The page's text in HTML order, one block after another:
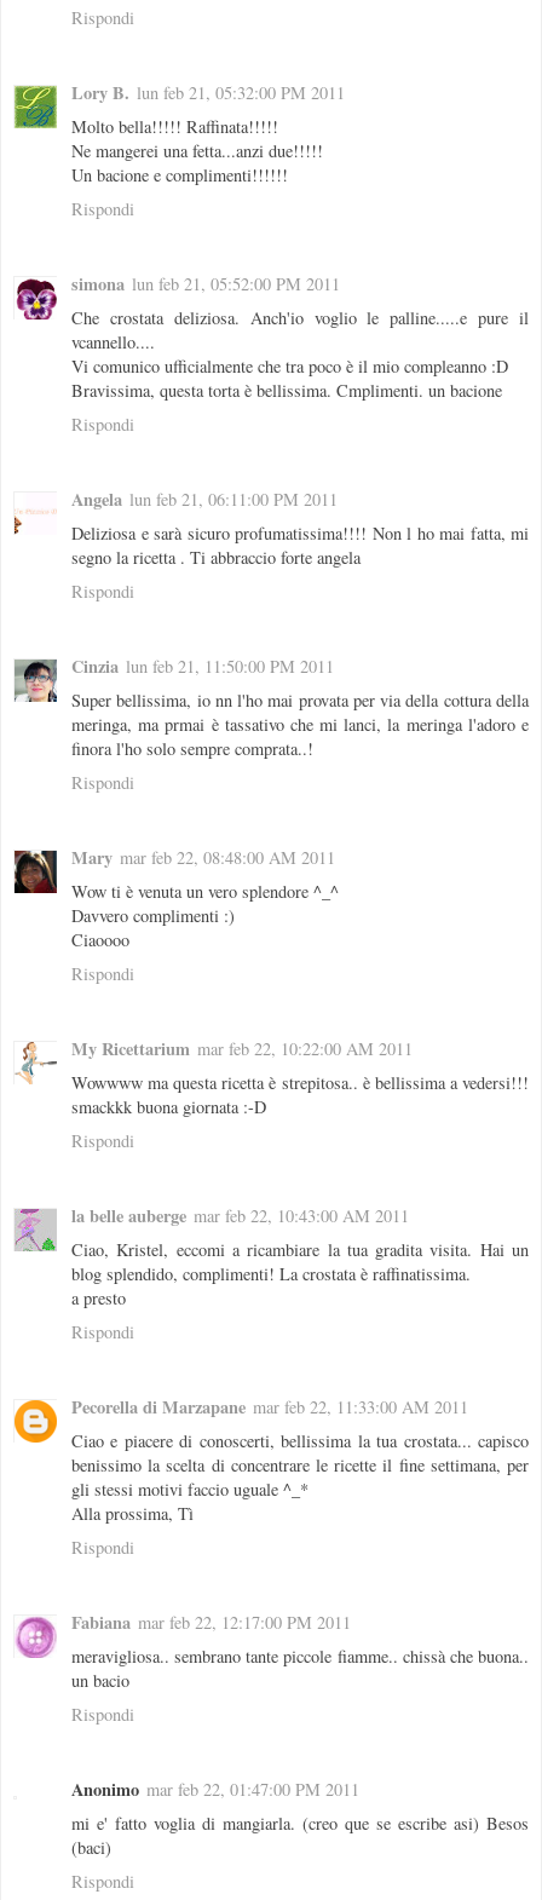
Rispondi
Lory B. lun feb 21, 05:32:00 PM 2011
Molto bella!!!!! Raffinata!!!!!
Ne mangerei una fetta...anzi due!!!!!
Un bacione e complimenti!!!!!!
Rispondi
simona lun feb 21, 05:52:00 PM 2011
Che crostata deliziosa. Anch'io voglio le palline.....e pure il
vcannello....
Vi comunico ufficialmente che tra poco è il mio compleanno :D
Bravissima, questa torta è bellissima. Cmplimenti. un bacione
Rispondi
Angela lun feb 21, 06:11:00 PM 2011
Deliziosa e sarà sicuro profumatissima!!!! Non l ho mai fatta, mi
segno la ricetta . Ti abbraccio forte angela
Rispondi
Cinzia lun feb 21, 11:50:00 PM 2011
Super bellissima, io nn l'ho mai provata per via della cottura della
meringa, ma prmai è tassativo che mi lanci, la meringa l'adoro e
finora l'ho solo sempre comprata..!
Rispondi
Mary mar feb 22, 08:48:00 AM 2011
Wow ti è venuta un vero splendore ^_^
Davvero complimenti :)
Ciaoooo
Rispondi
My Ricettarium mar feb 22, 10:22:00 AM 2011
Wowwww ma questa ricetta è strepitosa.. è bellissima a vedersi!!!
smackkk buona giornata :-D
Rispondi
la belle auberge mar feb 22, 10:43:00 AM 2011
Ciao, Kristel, eccomi a ricambiare la tua gradita visita. Hai un
blog splendido, complimenti! La crostata è raffinatissima.
a presto
Rispondi
Pecorella di Marzapane mar feb 22, 11:33:00 AM 2011
Ciao e piacere di conoscerti, bellissima la tua crostata... capisco
benissimo la scelta di concentrare le ricette il fine settimana, per
gli stessi motivi faccio uguale ^_*
Alla prossima, Tì
Rispondi
Fabiana mar feb 22, 12:17:00 PM 2011
meravigliosa.. sembrano tante piccole fiamme.. chissà che buona..
un bacio
Rispondi
Anonimo mar feb 22, 01:47:00 PM 2011
mi e' fatto voglia di mangiarla. (creo que se escribe asi) Besos
(baci)
Rispondi